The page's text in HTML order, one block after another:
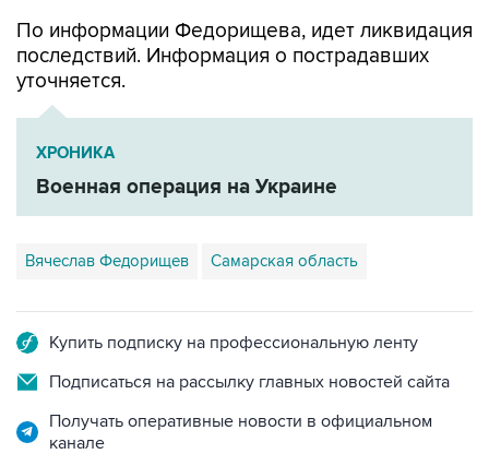
По информации Федорищева, идет ликвидация
последствий. Информация о пострадавших
уточняется.
ХРОНИКА
Военная операция на Украине
Вячеслав Федорищев Самарская область
Купить подписку на профессиональную ленту
Подписаться на рассылку главных новостей сайта
Получать оперативные новости в официальном
канале